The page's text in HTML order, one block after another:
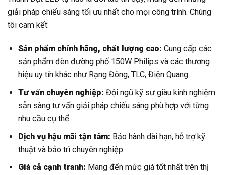
giải pháp chiếu sáng tối ưu nhất cho mọi công trình. Chúng
tôi cam kết:
Sản phẩm chính hãng, chất lượng cao: Cung cấp các
sản phẩm đèn đường phố 150W Philips và các thương
hiệu uy tín khác như Rạng Đông, TLC, Điện Quang.
Tư vấn chuyên nghiệp: Đội ngũ kỹ sư giàu kinh nghiệm
sẵn sàng tư vấn giải pháp chiếu sáng phù hợp với từng
nhu cầu cụ thể.
Dịch vụ hậu mãi tận tâm: Bảo hành dài hạn, hỗ trợ kỹ
thuật và bảo trì chuyên nghiệp.
Giá cả cạnh tranh: Mang đến mức giá tốt nhất trên thị